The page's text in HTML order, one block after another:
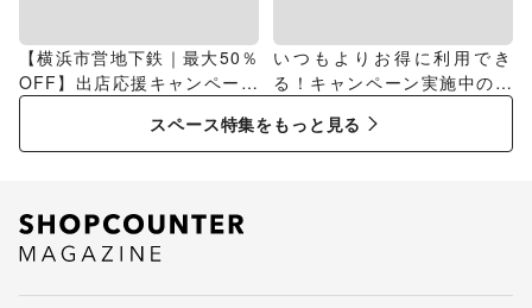
【横浜市営地下鉄｜最大50％
OFF】出店応援キャンペーン
特集
いつもよりお得に利用でき
る！キャンペーン実施中のス
スペース特集をもっと見る